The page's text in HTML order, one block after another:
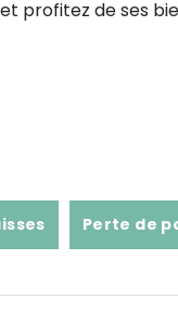
profitez de ses
Perte de